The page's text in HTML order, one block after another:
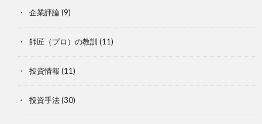
企業評論(9)
師匠（プロ）の教訓 (11)
投資情報 (11)
投資手法(30)